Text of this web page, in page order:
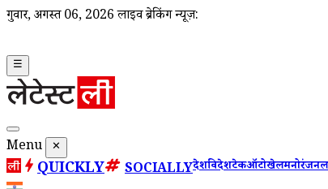
गुरूवार, अगस्त 06, 2026 लाइव ब्रेकिंग न्यूज़:
☰
Menu ✕
QUICKLY SOCIALLYदेशविदेशटेकऑटोखेलमनोरंजन